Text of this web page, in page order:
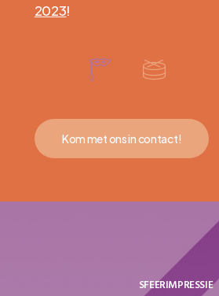
2023!
Kom met ons in contact!
SFEERIMPRESSIE